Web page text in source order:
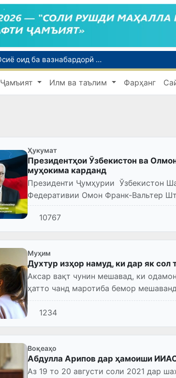
Тошканд ба баргузории чемпионати Осиё оид ба вазнабардорӣ омодагӣ мебинад
Шаҳрвандони Ӯзбекистон метавонанд дар доираи барномаи H-2A ба корҳои мавсимии кишоварзӣ дар ИМА сафарбар шаванд
Намояндагии Агентии муҳоҷират дар Москва моҳи июл ба зиёда аз 1,8 ҳазор шаҳрванди Ӯзбекистон кумак расонд
Ҷамъият Илм ва таълим Фарҳанг
Ҳукумат
Президентҳои Ӯзбекистон ва
муҳокима карданд
Президенти Ҷумҳурии Ўзбекистон
Федеративии Омон Франк-Вальтер
10767
Муҳим
Духтур изҳор намуд, ки дар як
Аксар вақт чунин мешавад, ки
ҳатто чанд маротиба бемор
оянда ба эҳтимоли...
1234
Воқеаҳо
Абдулла Арипов дар ҳамоиши
Аз 19 то 20 августи соли 2021 дар